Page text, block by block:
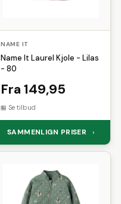
NAME IT
Name It Laurel Kjole - Lilas
- 80
Fra 149,95
Se tilbud
SAMMENLIGN PRISER ›